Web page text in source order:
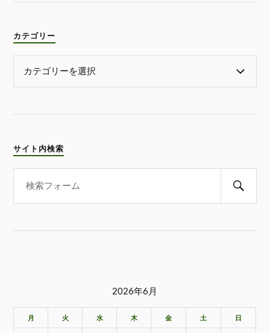
カテゴリー
サイト内検索
2026年6月
月 火 水 木 金 土 日